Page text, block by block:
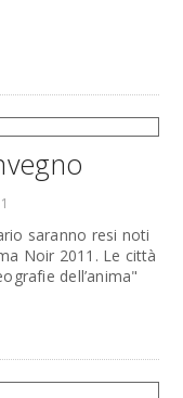
saranno resi noti
Noir 2011. Le città
dell’anima"